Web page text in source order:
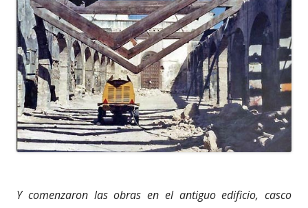
Y comenzaron las obras en el antiguo edificio, casco